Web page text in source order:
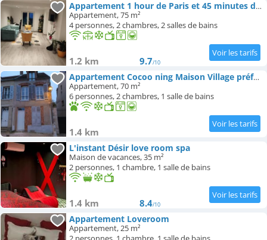
Appartement 1 hour de Paris et 45 minutes de Orléans
Appartement, 75 m²
4 personnes, 2 chambres, 2 salles de bains
1.2 km 9.7/10
Appartement Cocoo ning Maison Village préféré des français
Appartement, 70 m²
6 personnes, 2 chambres, 1 salle de bains
1.4 km
L'instant Désir love room spa
Maison de vacances, 35 m²
2 personnes, 1 chambre, 1 salle de bains
1.4 km 8.4/10
Appartement Loveroom
Appartement, 25 m²